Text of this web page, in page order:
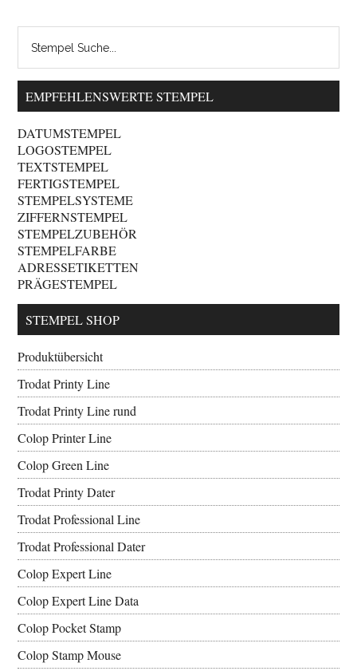
EMPFEHLENSWERTE STEMPEL
DATUMSTEMPEL
LOGOSTEMPEL
TEXTSTEMPEL
FERTIGSTEMPEL
STEMPELSYSTEME
ZIFFERNSTEMPEL
STEMPELZUBEHÖR
STEMPELFARBE
ADRESSETIKETTEN
PRÄGESTEMPEL
STEMPEL SHOP
Produktübersicht
Trodat Printy Line
Trodat Printy Line rund
Colop Printer Line
Colop Green Line
Trodat Printy Dater
Trodat Professional Line
Trodat Professional Dater
Colop Expert Line
Colop Expert Line Data
Colop Pocket Stamp
Colop Stamp Mouse